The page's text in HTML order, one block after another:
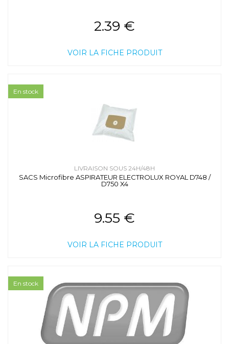
2.39 €
VOIR LA FICHE PRODUIT
LIVRAISON SOUS 24H/48H
SACS Microfibre ASPIRATEUR ELECTROLUX ROYAL D748 /
D750 X4
9.55 €
VOIR LA FICHE PRODUIT
En stock
En stock